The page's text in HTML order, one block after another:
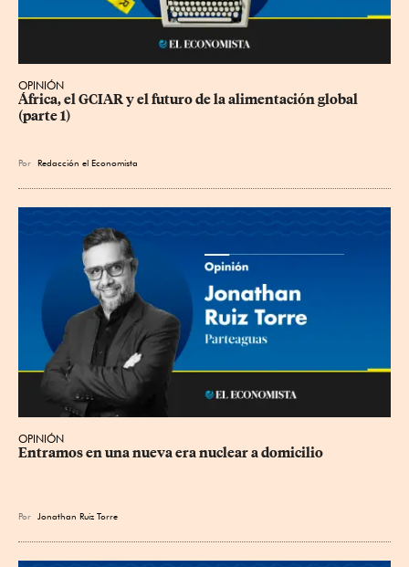
OPINIÓN
África, el GCIAR y el futuro de la alimentación global
(parte 1)
Por Redacción el Economista
OPINIÓN
Entramos en una nueva era nuclear a domicilio
Por Jonathan Ruiz Torre